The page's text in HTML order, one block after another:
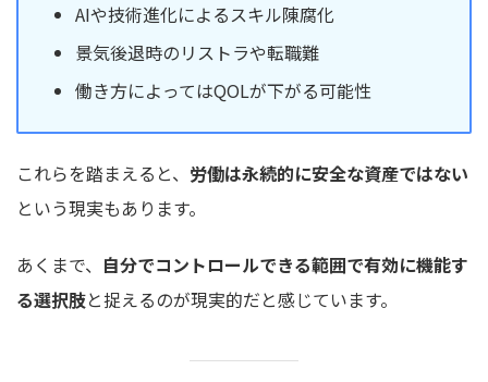
AIや技術進化によるスキル陳腐化
景気後退時のリストラや転職難
働き方によってはQOLが下がる可能性
これらを踏まえると、 労働は永続的に安全な資産ではない
という現実もあります。
あくまで、 自分でコントロールできる範囲で有効に機能す
る選択肢と捉えるのが現実的だと感じています。